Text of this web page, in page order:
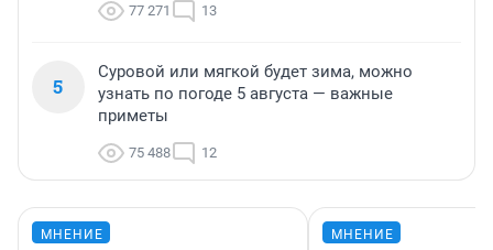
77 271 13
5
Суровой или мягкой будет зима, можно
узнать по погоде 5 августа — важные
приметы
75 488 12
МНЕНИЕ МНЕНИЕ